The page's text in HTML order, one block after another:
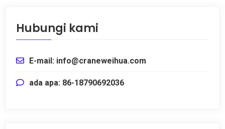
Hubungi kami
E-mail: info@craneweihua.com
ada apa: 86-18790692036